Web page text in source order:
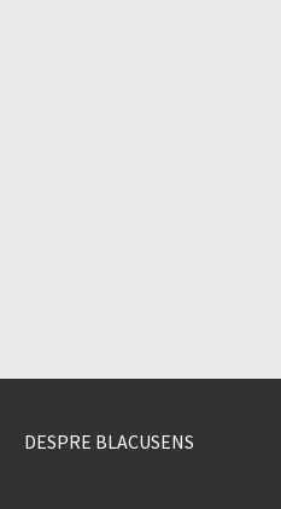
DESPRE BLACUSENS